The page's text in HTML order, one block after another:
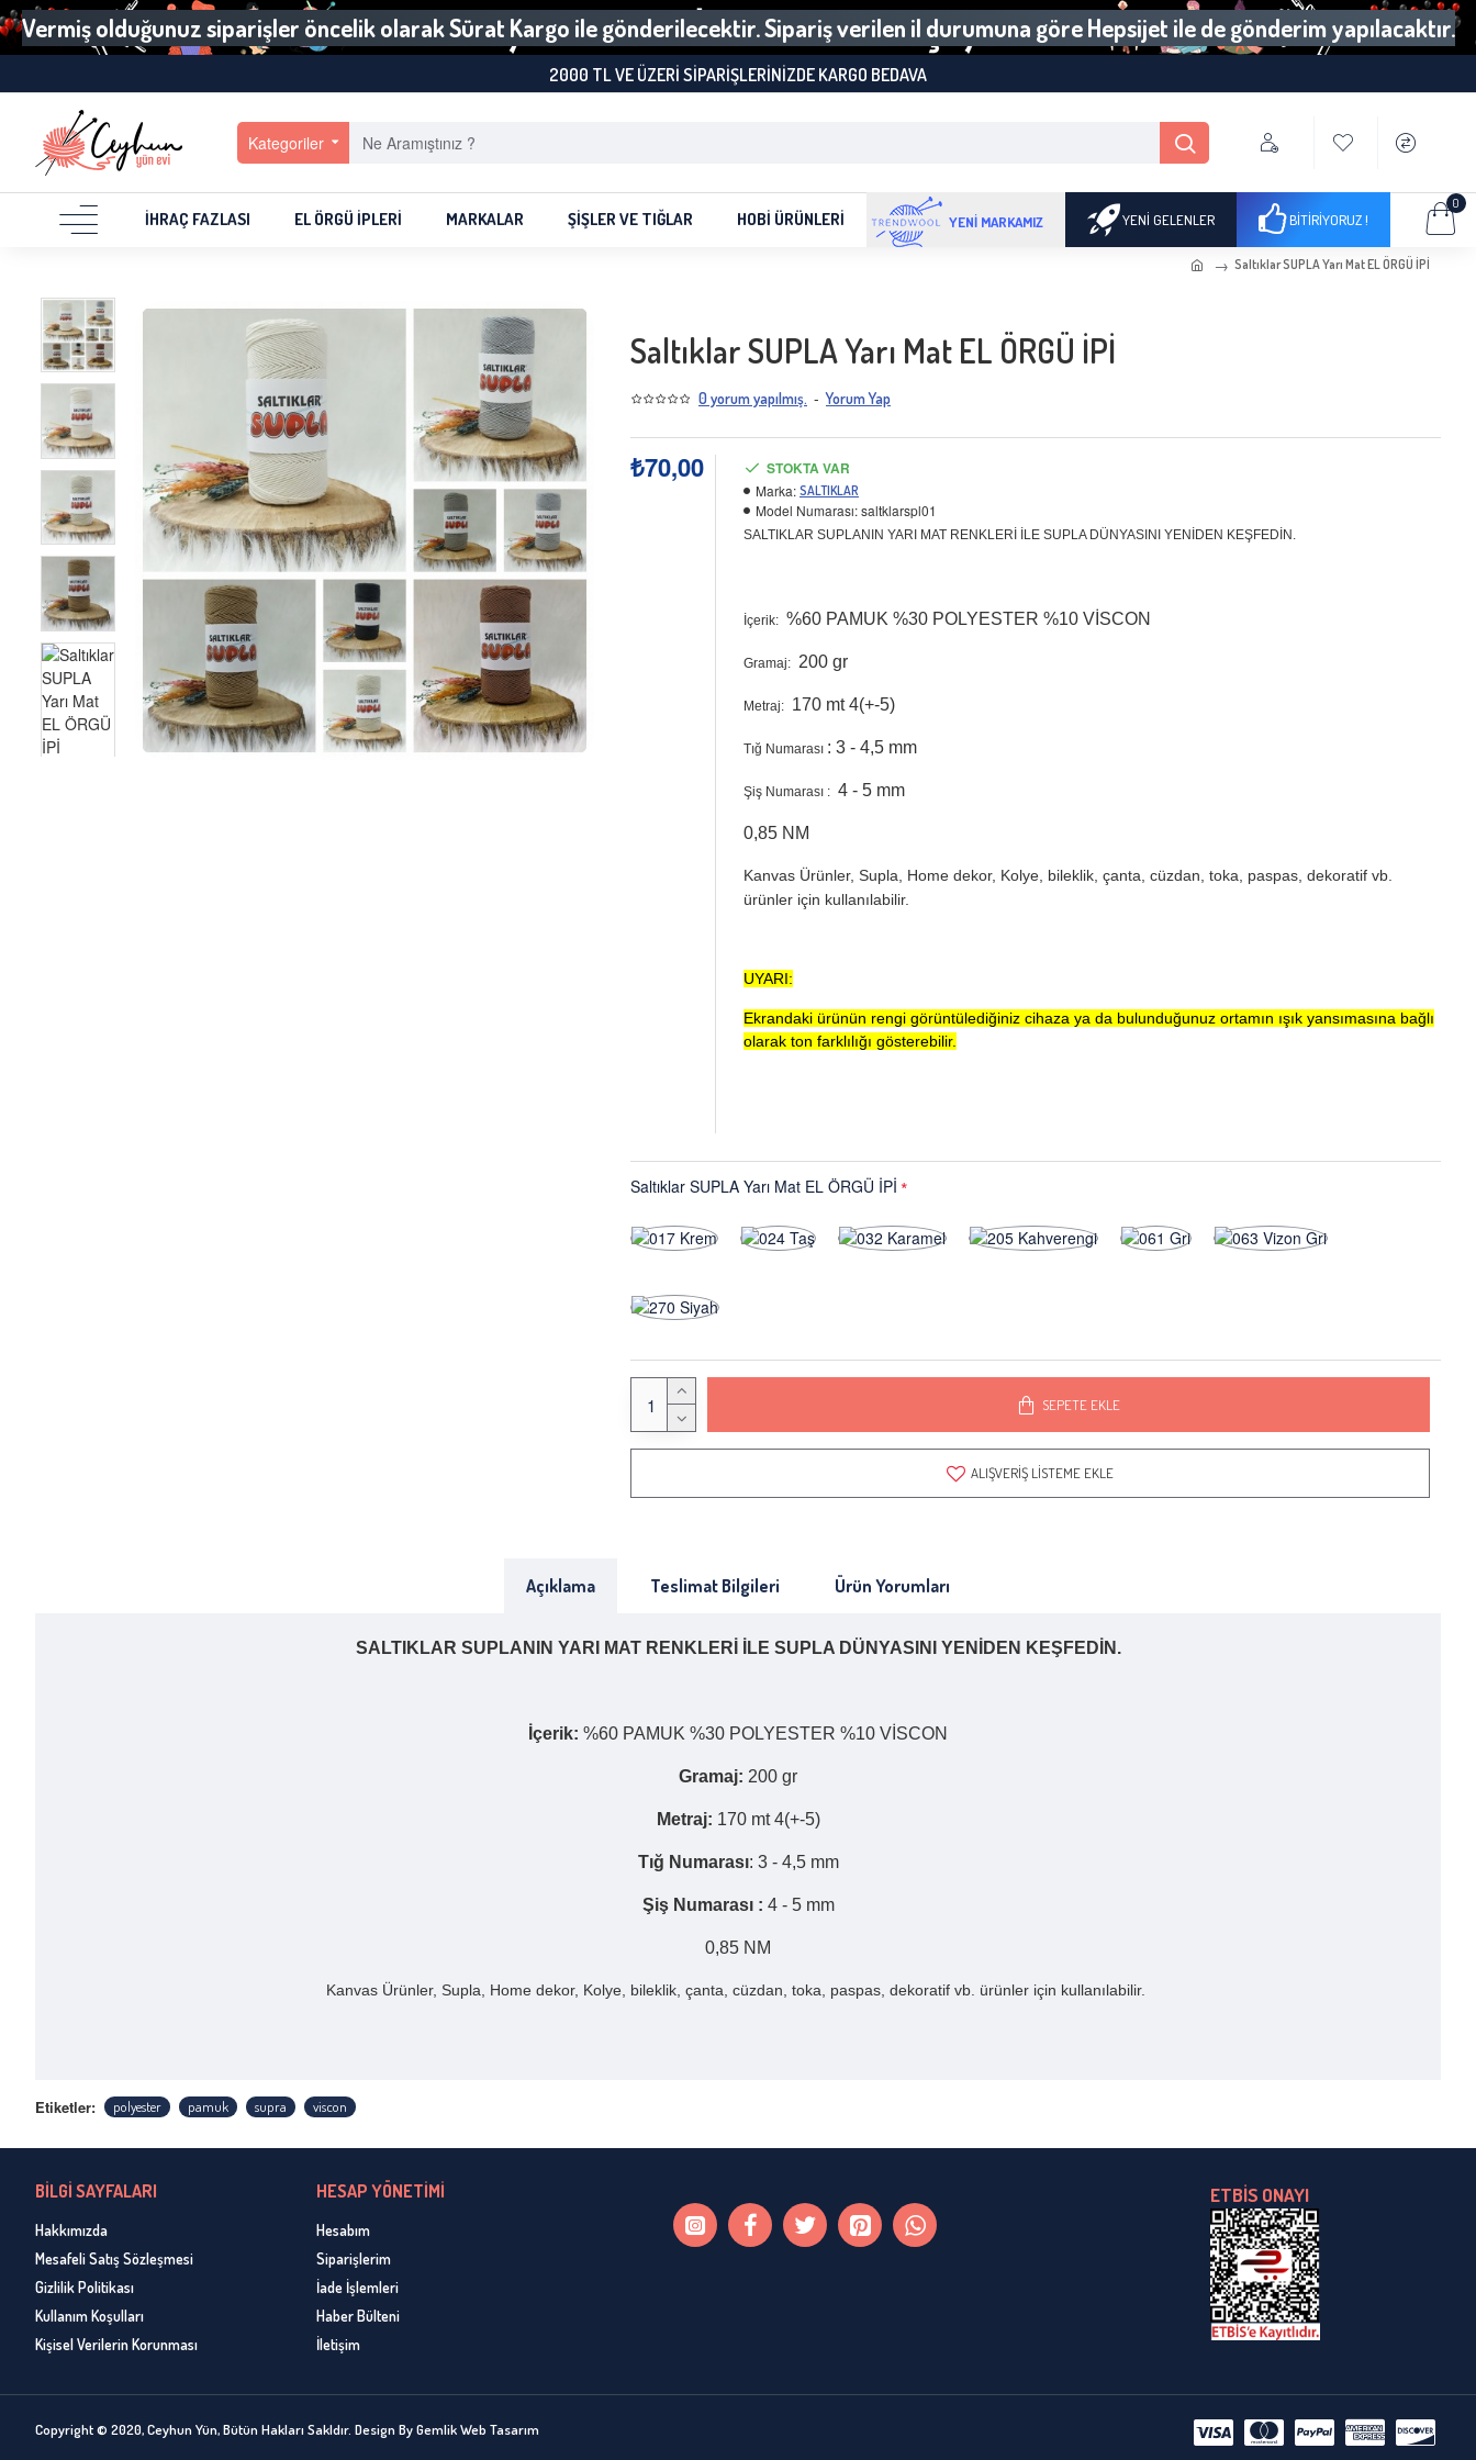
Vermiş olduğunuz siparişler öncelik olarak Sürat Kargo ile gönderilecektir. Sipariş verilen il durumuna göre Hepsijet ile de gönderim yapılacaktır.
2000 TL VE ÜZERI SIPARIŞLERINIZDE KARGO BEDAVA
Kategoriler
İHRAÇ FAZLASI EL ÖRGÜ İPLERI MARKALAR ŞIŞLER VE TIĞLAR HOBI ÜRÜNLERI YENİ MARKAMIZ YENI GELENLER BITIRIYORUZ !
0
Saltıklar SUPLA Yarı Mat EL ÖRGÜ İPİ
Saltıklar SUPLA Yarı Mat EL ÖRGÜ İPİ
0 yorum yapılmış. - Yorum Yap
₺70,00 STOKTA VAR
Marka: SALTIKLAR
Model Numarası:saltklarspl01
SALTIKLAR SUPLANIN YARI MAT RENKLERİ İLE SUPLA DÜNYASINI YENİDEN KEŞFEDİN.
İçerik: %60 PAMUK %30 POLYESTER %10 VİSCON
Gramaj: 200 gr
Metraj: 170 mt 4(+-5)
Tığ Numarası : 3 - 4,5 mm
Şiş Numarası : 4 - 5 mm
0,85 NM
Kanvas Ürünler, Supla, Home dekor, Kolye, bileklik, çanta, cüzdan, toka, paspas, dekoratif vb.
ürünler için kullanılabilir.
UYARI:
Ekrandaki ürünün rengi görüntülediğiniz cihaza ya da bulunduğunuz ortamın ışık yansımasına bağlı
olarak ton farklılığı gösterebilir.
Saltıklar SUPLA Yarı Mat EL ÖRGÜ İPİ
SEPETE EKLE
ALIŞVERIŞ LISTEME EKLE
Açıklama Teslimat Bilgileri Ürün Yorumları
SALTIKLAR SUPLANIN YARI MAT RENKLERİ İLE SUPLA DÜNYASINI YENİDEN KEŞFEDİN.
İçerik: %60 PAMUK %30 POLYESTER %10 VİSCON
Gramaj: 200 gr
Metraj: 170 mt 4(+-5)
Tığ Numarası: 3 - 4,5 mm
Şiş Numarası : 4 - 5 mm
0,85 NM
Kanvas Ürünler, Supla, Home dekor, Kolye, bileklik, çanta, cüzdan, toka, paspas, dekoratif vb. ürünler için kullanılabilir.
Etiketler: polyester pamuk supra viscon
BİLGİ SAYFALARI
Hakkımızda
Mesafeli Satış Sözleşmesi
Gizlilik Politikası
Kullanım Koşulları
Kişisel Verilerin Korunması
HESAP YÖNETİMİ
Hesabım
Siparişlerim
İade İşlemleri
Haber Bülteni
İletişim
ETBİS ONAYI
Copyright © 2020, Ceyhun Yün, Bütün Hakları Sakldır. Design By Gemlik Web Tasarım